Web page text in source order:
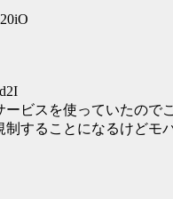
ビスを使っていたので
することになるけどモ